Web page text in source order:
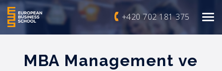
+420 702 181 375
MBA Management ve